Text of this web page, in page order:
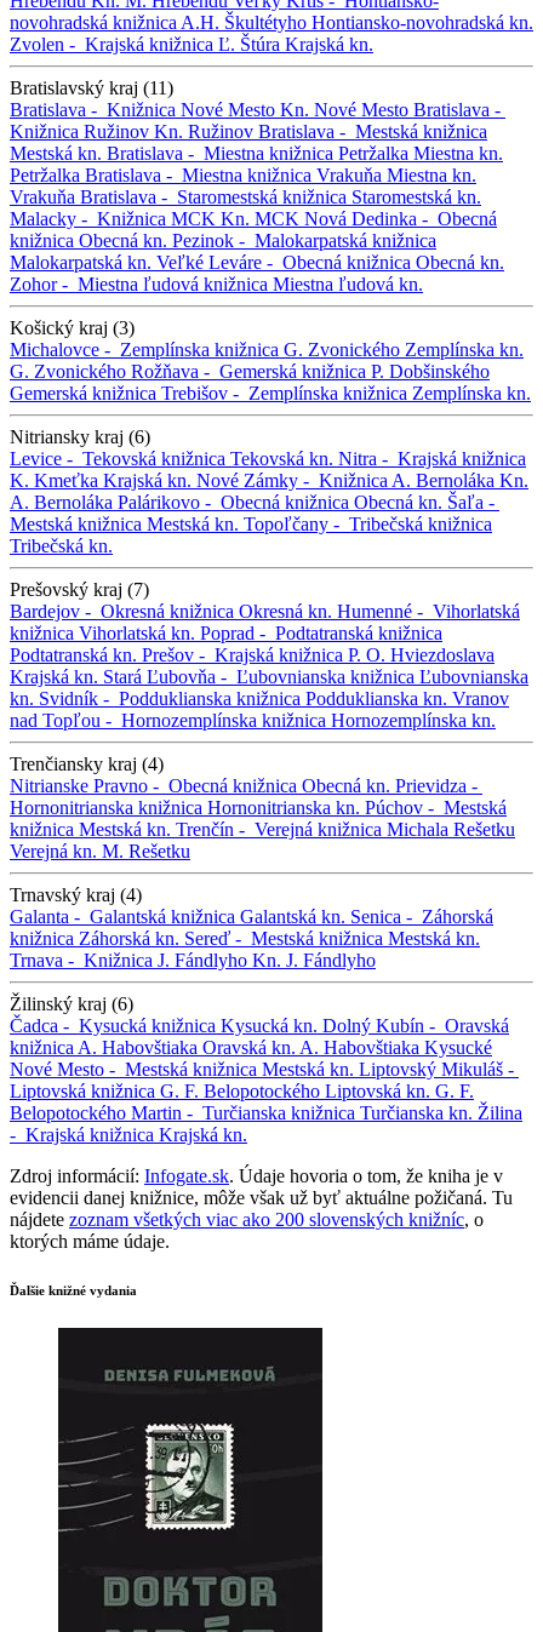
novohradská knižnica A.H. Škultétyho Hontiansko-novohradská kn.
Zvolen - Krajská knižnica Ľ. Štúra Krajská kn.
Bratislavský kraj (11)
Bratislava - Knižnica Nové Mesto Kn. Nové Mesto Bratislava -
Knižnica Ružinov Kn. Ružinov Bratislava - Mestská knižnica
Mestská kn. Bratislava - Miestna knižnica Petržalka Miestna kn.
Petržalka Bratislava - Miestna knižnica Vrakuňa Miestna kn.
Vrakuňa Bratislava - Staromestská knižnica Staromestská kn.
Malacky - Knižnica MCK Kn. MCK Nová Dedinka - Obecná
knižnica Obecná kn. Pezinok - Malokarpatská knižnica
Malokarpatská kn. Veľké Leváre - Obecná knižnica Obecná kn.
Zohor - Miestna ľudová knižnica Miestna ľudová kn.
Košický kraj (3)
Michalovce - Zemplínska knižnica G. Zvonického Zemplínska kn.
G. Zvonického Rožňava - Gemerská knižnica P. Dobšinského
Gemerská knižnica Trebišov - Zemplínska knižnica Zemplínska kn.
Nitriansky kraj (6)
Levice - Tekovská knižnica Tekovská kn. Nitra - Krajská knižnica
K. Kmeťka Krajská kn. Nové Zámky - Knižnica A. Bernoláka Kn.
A. Bernoláka Palárikovo - Obecná knižnica Obecná kn. Šaľa -
Mestská knižnica Mestská kn. Topoľčany - Tribečská knižnica
Tribečská kn.
Prešovský kraj (7)
Bardejov - Okresná knižnica Okresná kn. Humenné - Vihorlatská
knižnica Vihorlatská kn. Poprad - Podtatranská knižnica
Podtatranská kn. Prešov - Krajská knižnica P. O. Hviezdoslava
Krajská kn. Stará Ľubovňa - Ľubovnianska knižnica Ľubovnianska
kn. Svidník - Podduklianska knižnica Podduklianska kn. Vranov
nad Topľou - Hornozemplínska knižnica Hornozemplínska kn.
Trenčiansky kraj (4)
Nitrianske Pravno - Obecná knižnica Obecná kn. Prievidza -
Hornonitrianska knižnica Hornonitrianska kn. Púchov - Mestská
knižnica Mestská kn. Trenčín - Verejná knižnica Michala Rešetku
Verejná kn. M. Rešetku
Trnavský kraj (4)
Galanta - Galantská knižnica Galantská kn. Senica - Záhorská
knižnica Záhorská kn. Sereď - Mestská knižnica Mestská kn.
Trnava - Knižnica J. Fándlyho Kn. J. Fándlyho
Žilinský kraj (6)
Čadca - Kysucká knižnica Kysucká kn. Dolný Kubín - Oravská
knižnica A. Habovštiaka Oravská kn. A. Habovštiaka Kysucké
Nové Mesto - Mestská knižnica Mestská kn. Liptovský Mikuláš -
Liptovská knižnica G. F. Belopotockého Liptovská kn. G. F.
Belopotockého Martin - Turčianska knižnica Turčianska kn. Žilina
- Krajská knižnica Krajská kn.
Zdroj informácií: Infogate.sk. Údaje hovoria o tom, že kniha je v
evidencii danej knižnice, môže však už byť aktuálne požičaná. Tu
nájdete zoznam všetkých viac ako 200 slovenských knižníc, o
ktorých máme údaje.
Ďalšie knižné vydania